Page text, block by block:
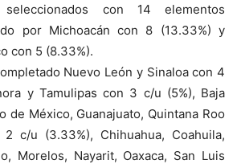
con 14 elementos
por Michoacán con 8 (13.33%) y
con 5 (8.33%).
Nuevo León y Sinaloa con 4
y Tamulipas con 3 c/u (5%), Baja
de México, Guanajuato, Quintana Roo
c/u (3.33%), Chihuahua, Coahuila,
Morelos, Nayarit, Oaxaca, San Luis